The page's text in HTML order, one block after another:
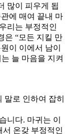
많이 피우게 됩
에 매여 끝내 마
리는 부정적인
은 “모든 지킬 만
이 이에서 남이
늘 마음을 지켜
말로 인하여 잡히
니다. 마귀는 이
온갖 부정적인